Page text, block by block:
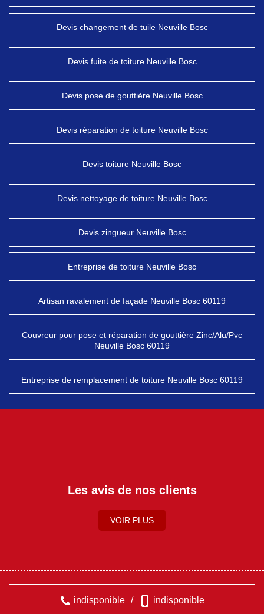
Devis changement de tuile Neuville Bosc
Devis fuite de toiture Neuville Bosc
Devis pose de gouttière Neuville Bosc
Devis réparation de toiture Neuville Bosc
Devis toiture Neuville Bosc
Devis nettoyage de toiture Neuville Bosc
Devis zingueur Neuville Bosc
Entreprise de toiture Neuville Bosc
Artisan ravalement de façade Neuville Bosc 60119
Couvreur pour pose et réparation de gouttière Zinc/Alu/Pvc
Neuville Bosc 60119
Entreprise de remplacement de toiture Neuville Bosc 60119
Les avis de nos clients
VOIR PLUS
indisponible / indisponible